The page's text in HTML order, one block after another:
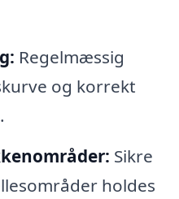
Regelmæssig
og korrekt
Sikre
holdes